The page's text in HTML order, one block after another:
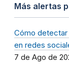
Más alertas
Cómo
en redes
7 de Ago de